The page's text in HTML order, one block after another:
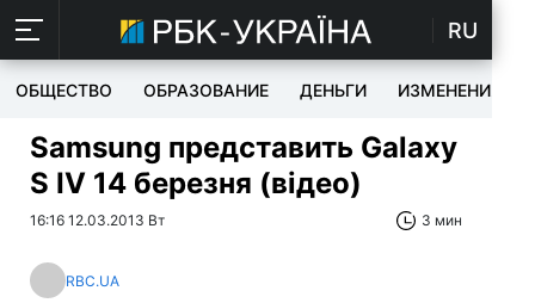
RU
ОБЩЕСТВО ОБРАЗОВАНИЕ ДЕНЬГИ ИЗМЕНЕНИЯ
Samsung представить Galaxy
S IV 14 березня (відео)
16:16 12.03.2013 Вт 3 мин
RBC.UA